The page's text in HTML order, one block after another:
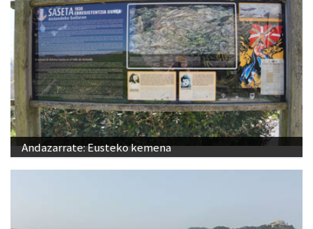
Andazarrate: Eusteko kemena